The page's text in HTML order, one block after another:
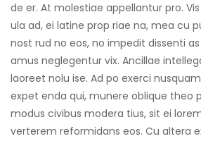
de er. At molestiae appellantur pro.
ula ad, ei latine prop riae na, mea cu
nost rud no eos, no impedit dissenti
amus neglegentur vix. Ancillae
laoreet nolu ise. Ad po exerci
expet enda qui, munere oblique theo
modus civibus modera tius, sit ei
verterem reformidans eos. Cu altera